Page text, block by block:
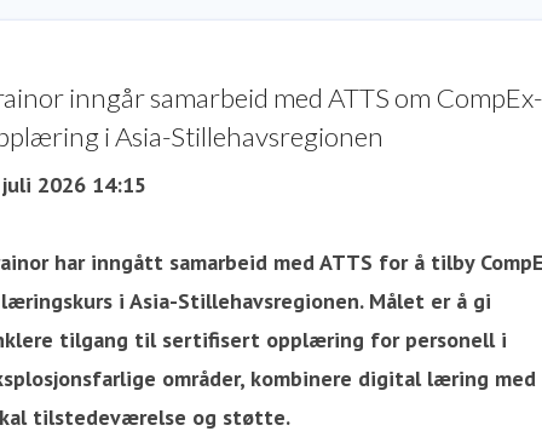
inngår samarbeid med ATTS om CompEx-
i Asia-Stillehavsregionen
2026 14:15
har inngått samarbeid med ATTS for å tilby
i Asia-Stillehavsregionen. Målet er å gi
tilgang til sertifisert opplæring for personell i
områder, kombinere digital læring med
tilstedeværelse og støtte.